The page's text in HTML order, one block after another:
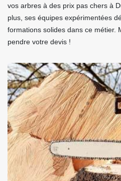
vos arbres à des prix pas chers à
plus, ses équipes expérimentées
formations solides dans ce métier.
pendre votre devis !